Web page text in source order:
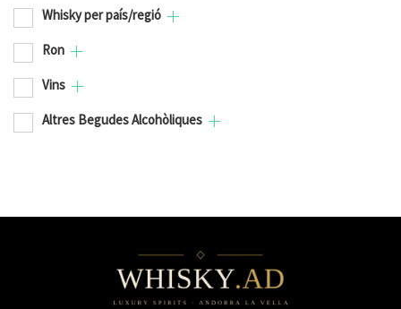
Whisky per país/regió
Ron
Vins
Altres Begudes Alcohòliques